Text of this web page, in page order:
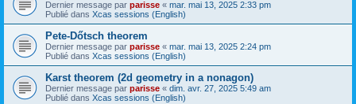
Dernier message par parisse « mar. mai 13, 2025 2:33 pm
Publié dans Xcas sessions (English)
Pete-Dőtsch theorem
Dernier message par parisse « mar. mai 13, 2025 2:24 pm
Publié dans Xcas sessions (English)
Karst theorem (2d geometry in a nonagon)
Dernier message par parisse « dim. avr. 27, 2025 5:49 am
Publié dans Xcas sessions (English)